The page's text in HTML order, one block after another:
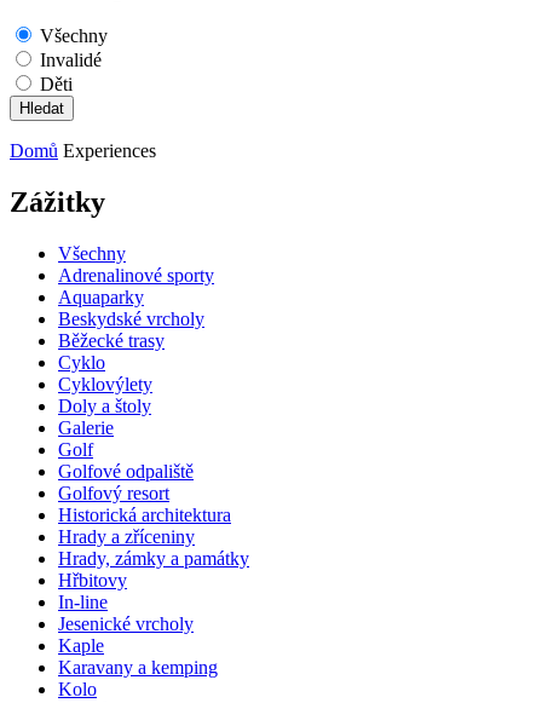
Všechny
Invalidé
Děti
Domů Experiences
Zážitky
Všechny
Adrenalinové sporty
Aquaparky
Beskydské vrcholy
Běžecké trasy
Cyklo
Cyklovýlety
Doly a štoly
Galerie
Golf
Golfové odpaliště
Golfový resort
Historická architektura
Hrady a zříceniny
Hrady, zámky a památky
Hřbitovy
In-line
Jesenické vrcholy
Kaple
Karavany a kemping
Kolo